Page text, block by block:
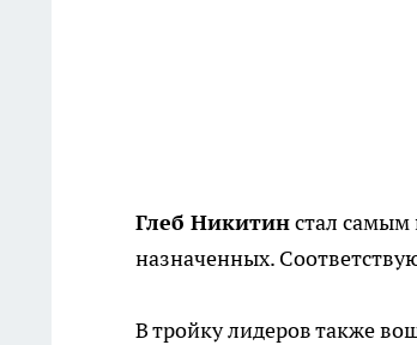
Глеб Никитинстал самым
назначенных.
В тройку лидеров также